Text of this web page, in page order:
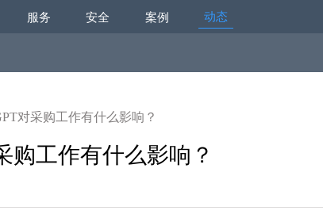
服务 安全 案例 动态
对采购工作有什么影响？
购工作有什么影响？